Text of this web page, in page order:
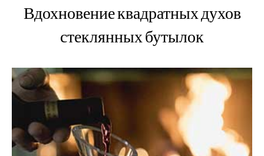
Вдохновение квадратных духов
стеклянных бутылок